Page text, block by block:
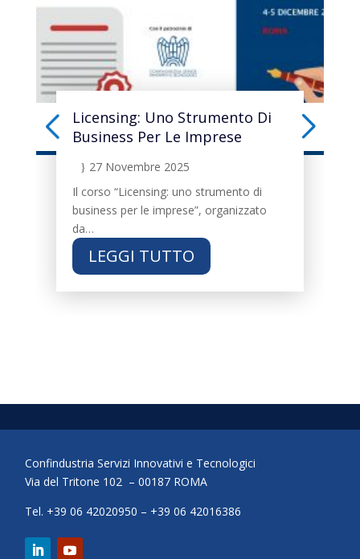
Licensing: Uno Strumento Di
Business Per Le Imprese
} 27 Novembre 2025
Il corso “Licensing: uno strumento di
business per le imprese”, organizzato
da…
LEGGI TUTTO
Confindustria Servizi Innovativi e Tecnologici
Via del Tritone 102 – 00187 ROMA
Tel. +39 06 42020950 – +39 06 42016386